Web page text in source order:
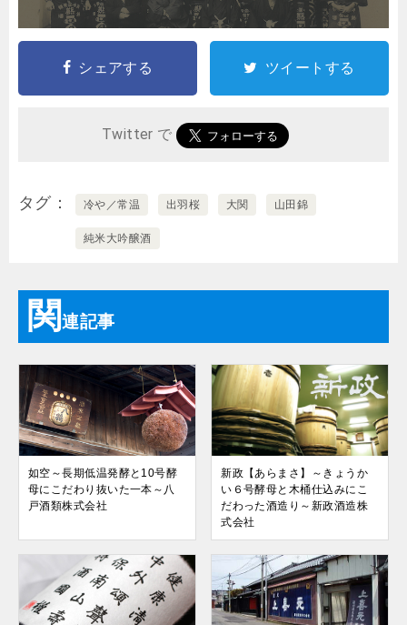
シェアする ツイートする
Twitter で
タグ 冷や／常温 出羽桜 大関 山田錦
純米大吟醸酒
関連記事
如空～長期低温発酵と10号酵
母にこだわり抜いた一本～八
戸酒類株式会社
新政【あらまさ】～きょうか
い６号酵母と木桶仕込みにこ
だわった酒造り～新政酒造株
式会社